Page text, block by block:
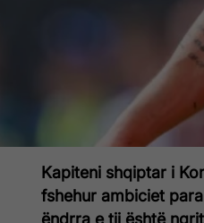
Kapiteni shqiptar i
fshehur ambiciet
ëndrra e tij është